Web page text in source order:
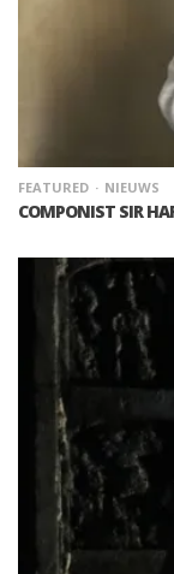
FEATURED NIEUWS
COMPONIST SIR